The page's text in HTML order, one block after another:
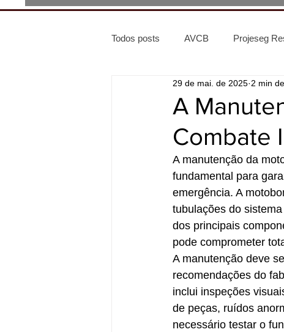
Todos posts AVCB Projeseg
A
Combate
29 de mai. de 2025 2 min
A manutenção da
fundamental para
emergência. A
tubulações do
dos principais
pode comprometer
A manutenção deve
recomendações do
inclui inspeções
de peças, ruídos
necessário testar o